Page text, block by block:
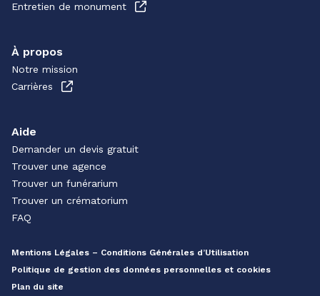
Entretien de monument
À propos
Notre mission
Carrières
Aide
Demander un devis gratuit
Trouver une agence
Trouver un funérarium
Trouver un crématorium
FAQ
Mentions Légales – Conditions Générales d’Utilisation
Politique de gestion des données personnelles et cookies
Plan du site